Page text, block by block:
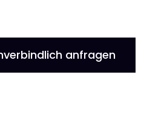
anfragen